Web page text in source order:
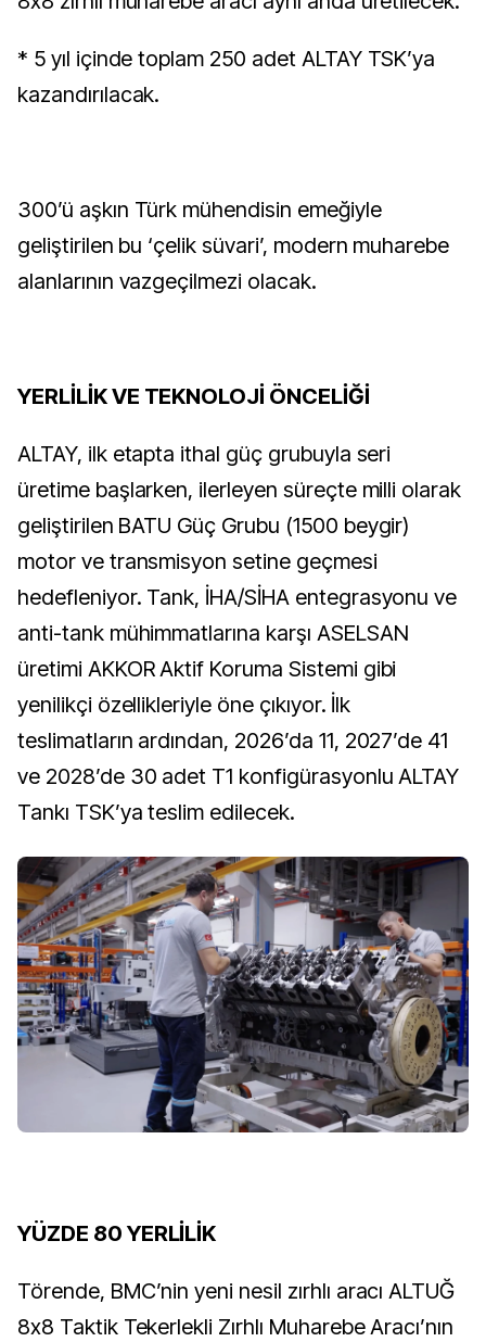
* 5 yıl içinde toplam 250 adet ALTAY TSK’ya
kazandırılacak.
300’ü aşkın Türk mühendisin emeğiyle
geliştirilen bu ‘çelik süvari’, modern muharebe
alanlarının vazgeçilmezi olacak.
YERLİLİK VE TEKNOLOJİ ÖNCELİĞİ
ALTAY, ilk etapta ithal güç grubuyla seri
üretime başlarken, ilerleyen süreçte milli olarak
geliştirilen BATU Güç Grubu (1500 beygir)
motor ve transmisyon setine geçmesi
hedefleniyor. Tank, İHA/SİHA entegrasyonu ve
anti-tank mühimmatlarına karşı ASELSAN
üretimi AKKOR Aktif Koruma Sistemi gibi
yenilikçi özellikleriyle öne çıkıyor. İlk
teslimatların ardından, 2026’da 11, 2027’de 41
ve 2028’de 30 adet T1 konfigürasyonlu ALTAY
Tankı TSK’ya teslim edilecek.
YÜZDE 80 YERLİLİK
Törende, BMC’nin yeni nesil zırhlı aracı ALTUĞ
8x8 Taktik Tekerlekli Zırhlı Muharebe Aracı’nın